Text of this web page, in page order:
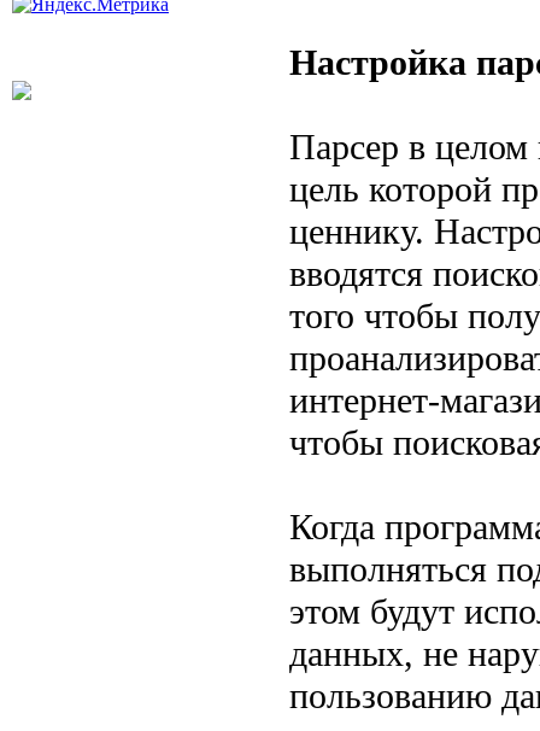
Настройка
Парсер в целом
цель которой
ценнику.
вводятся
того чтобы
интернет-
чтобы
Когда
выполняться
этом будут
данных, не
пользованию